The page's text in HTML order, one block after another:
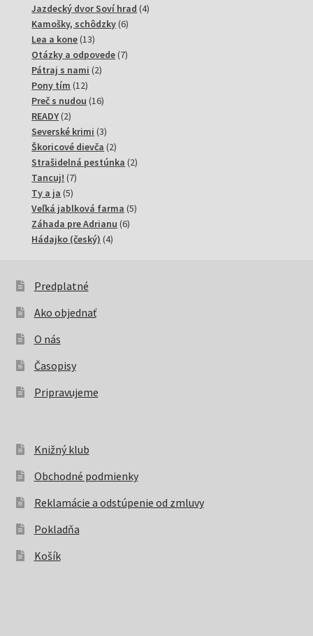
produktov
Jazdecký dvor Soví hrad 44
Kamošky, schôdzky 66
Lea a kone 1313
produktov
Otázky a odpovede 77
Pátraj s nami 22
Pony tím 1212
produktov
Preč s nudou 1616
READY 22
produkty
Severské krimi 33
produkty
Škoricové dievča 22
produkty
Strašidelná pestúnka 22
Tancuj! 77
Ty a ja 55
produktov
Veľká jablková farma 55
Záhada pre Adrianu 66
Hádajko (český) 44
Predplatné
Ako objednať
O nás
Časopisy
Pripravujeme
Knižný klub
Obchodné podmienky
Reklamácie a odstúpenie od zmluvy
Pokladňa
Košík